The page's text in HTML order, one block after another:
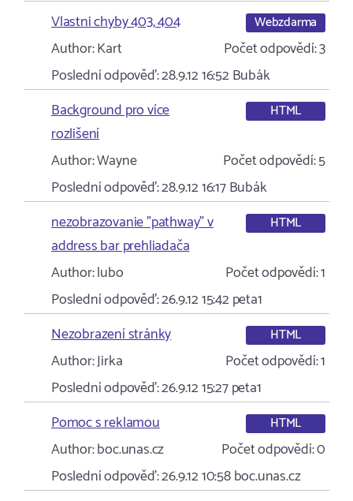
Vlastni chyby 403, 404
Webzdarma
Author:Kart Počet odpovědí:3
Poslední odpověď:28.9.12 16:52Bubák
Background pro více
rozlišení
HTML
Author:Wayne Počet odpovědí:5
Poslední odpověď:28.9.12 16:17Bubák
nezobrazovanie "pathway" v
address bar prehliadača
HTML
Author:lubo Počet odpovědí:1
Poslední odpověď:26.9.12 15:42peta1
Nezobrazení stránky
HTML
Author:Jirka Počet odpovědí:1
Poslední odpověď:26.9.12 15:27peta1
Pomoc s reklamou
HTML
Author:boc.unas.cz Počet odpovědí:0
Poslední odpověď:26.9.12 10:58boc.unas.cz